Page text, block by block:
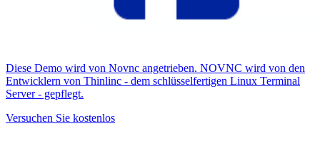
Diese Demo wird von Novnc angetrieben. NOVNC wird von den
Entwicklern von Thinlinc - dem schlüsselfertigen Linux Terminal
Server - gepflegt.
Versuchen Sie kostenlos